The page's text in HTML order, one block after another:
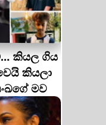
කියල ගිය
කියලා
මව